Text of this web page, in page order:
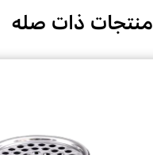
منتجات ذات صله